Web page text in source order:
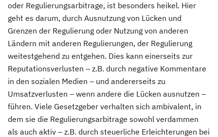
oder Regulierungsarbitrage, ist besonders heikel. Hier
geht es darum, durch Ausnutzung von Lücken und
Grenzen der Regulierung oder Nutzung von anderen
Ländern mit anderen Regulierungen, der Regulierung
weitestgehend zu entgehen. Dies kann einerseits zur
Reputationsverlusten – z.B. durch negative Kommentare
in den sozialen Medien – und andererseits zu
Umsatzverlusten – wenn andere die Lücken ausnutzen –
führen. Viele Gesetzgeber verhalten sich ambivalent, in
dem sie die Regulierungsarbitrage sowohl verdammen
als auch aktiv – z.B. durch steuerliche Erleichterungen bei